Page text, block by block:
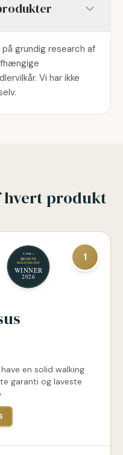
grundig research af
Vi har ikke
hvert produkt
1
en solid walking
garanti og laveste